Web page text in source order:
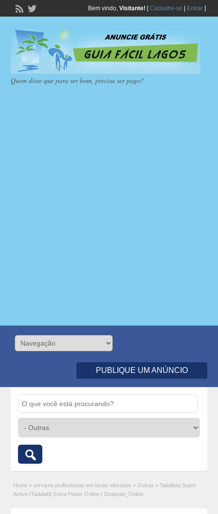
Bem vindo, Visitante! [Cadastre-se Entrar]
Quem disse que para ser bom, precisa ser pago?
PUBLIQUE UM ANÚNCIO
Home » serviços profissionais em locais elevados » Outras » Tadalista Super
Active (Tadalafil) Extra Power Online | Strapcart_Online